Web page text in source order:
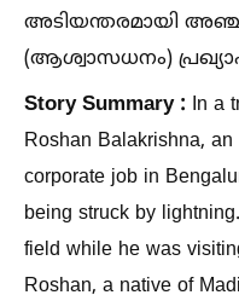
അടിയന്തരമായി
(ആശ്വാസധനം)
Story Summary : In a
Roshan Balakrishna,
corporate job in
being struck by
field while he was
Roshan, a native of